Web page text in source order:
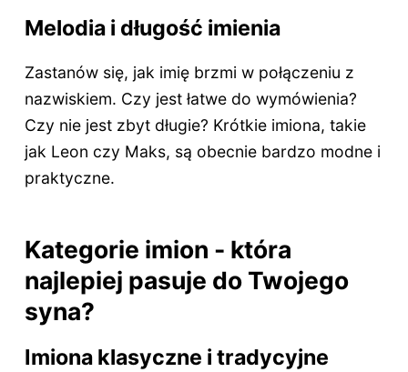
Melodia i długość imienia
Zastanów się, jak imię brzmi w połączeniu z
nazwiskiem. Czy jest łatwe do wymówienia?
Czy nie jest zbyt długie? Krótkie imiona, takie
jak Leon czy Maks, są obecnie bardzo modne i
praktyczne.
Kategorie imion - która
najlepiej pasuje do Twojego
syna?
Imiona klasyczne i tradycyjne